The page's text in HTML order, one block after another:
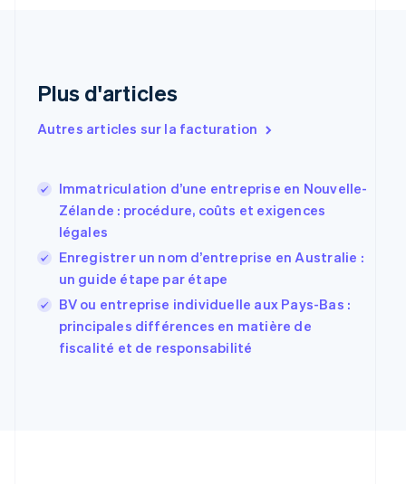
Plus d'articles
Autres articles sur la facturation
Immatriculation d’une entreprise en Nouvelle-
Zélande : procédure, coûts et exigences
légales
Enregistrer un nom d’entreprise en Australie :
un guide étape par étape
BV ou entreprise individuelle aux Pays-Bas :
principales différences en matière de
fiscalité et de responsabilité
Danemark
English
Émirats arabes unis
English
English
Estonie
English
États-Unis
EnglishEspañol简体中文
Finlande
English
France
FrançaisEnglish
Gibraltar